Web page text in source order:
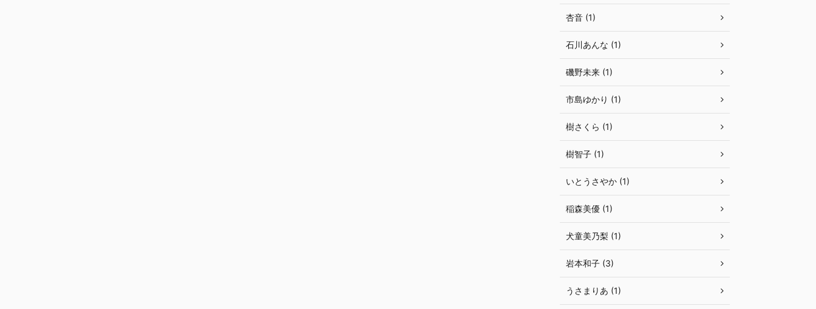
杏音 (1)
石川あんな (1)
磯野未来 (1)
市島ゆかり (1)
樹さくら (1)
樹智子 (1)
いとうさやか (1)
稲森美優 (1)
犬童美乃梨 (1)
岩本和子 (3)
うさまりあ (1)